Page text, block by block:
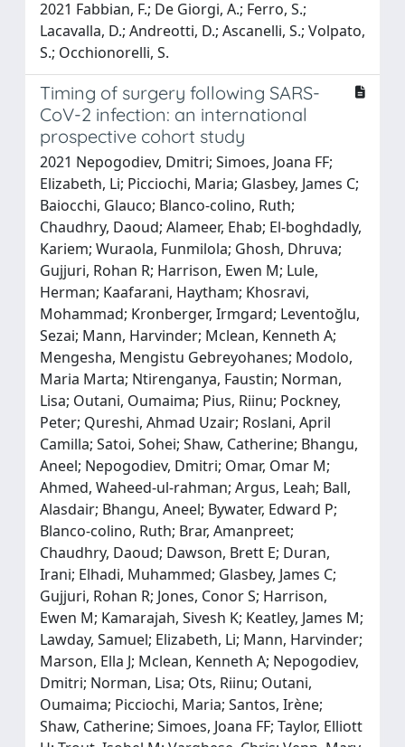
2021 Fabbian, F.; De Giorgi, A.; Ferro, S.;
Lacavalla, D.; Andreotti, D.; Ascanelli, S.; Volpato,
S.; Occhionorelli, S.
Timing of surgery following SARS-
CoV-2 infection: an international
prospective cohort study
2021 Nepogodiev, Dmitri; Simoes, Joana FF;
Elizabeth, Li; Picciochi, Maria; Glasbey, James C;
Baiocchi, Glauco; Blanco‐colino, Ruth;
Chaudhry, Daoud; Alameer, Ehab; El‐boghdadly,
Kariem; Wuraola, Funmilola; Ghosh, Dhruva;
Gujjuri, Rohan R; Harrison, Ewen M; Lule,
Herman; Kaafarani, Haytham; Khosravi,
Mohammad; Kronberger, Irmgard; Leventoğlu,
Sezai; Mann, Harvinder; Mclean, Kenneth A;
Mengesha, Mengistu Gebreyohanes; Modolo,
Maria Marta; Ntirenganya, Faustin; Norman,
Lisa; Outani, Oumaima; Pius, Riinu; Pockney,
Peter; Qureshi, Ahmad Uzair; Roslani, April
Camilla; Satoi, Sohei; Shaw, Catherine; Bhangu,
Aneel; Nepogodiev, Dmitri; Omar, Omar M;
Ahmed, Waheed‐ul‐rahman; Argus, Leah; Ball,
Alasdair; Bhangu, Aneel; Bywater, Edward P;
Blanco‐colino, Ruth; Brar, Amanpreet;
Chaudhry, Daoud; Dawson, Brett E; Duran,
Irani; Elhadi, Muhammed; Glasbey, James C;
Gujjuri, Rohan R; Jones, Conor S; Harrison,
Ewen M; Kamarajah, Sivesh K; Keatley, James M;
Lawday, Samuel; Elizabeth, Li; Mann, Harvinder;
Marson, Ella J; Mclean, Kenneth A; Nepogodiev,
Dmitri; Norman, Lisa; Ots, Riinu; Outani,
Oumaima; Picciochi, Maria; Santos, Irène;
Shaw, Catherine; Simoes, Joana FF; Taylor, Elliott